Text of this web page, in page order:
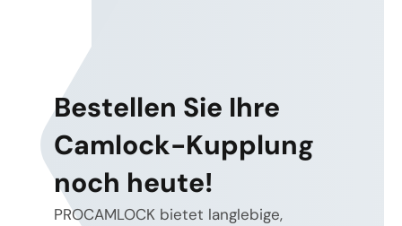
Bestellen Sie Ihre
Camlock-Kupplung
noch heute!
PROCAMLOCK bietet langlebige,